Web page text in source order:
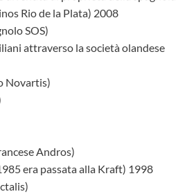
Rio de la Plata) 2008
SOS)
attraverso la società olandese
Novartis)
Andros)
era passata alla Kraft) 1998